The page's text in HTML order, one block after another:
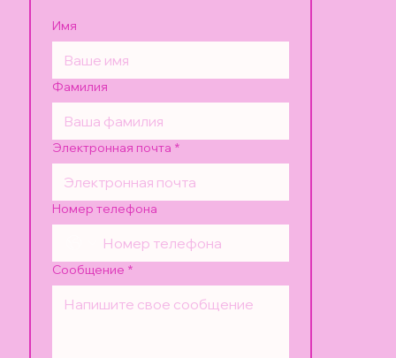
Имя
Фамилия
Электронная почта *
Номер телефона
Сообщение *